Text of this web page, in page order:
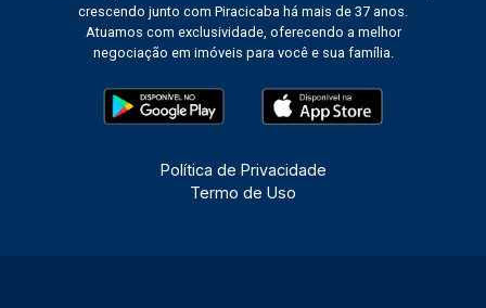
crescendo junto com Piracicaba há mais de 37 anos.
Atuamos com exclusividade, oferecendo a melhor
negociação em imóveis para você e sua família.
Política de Privacidade
Termo de Uso